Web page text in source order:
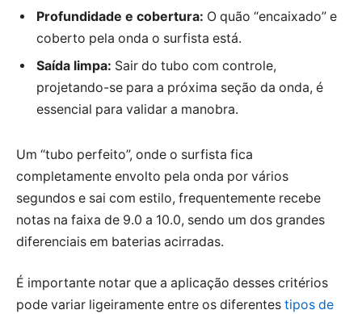
Profundidade e cobertura: O quão “encaixado” e
coberto pela onda o surfista está.
Saída limpa: Sair do tubo com controle,
projetando-se para a próxima seção da onda, é
essencial para validar a manobra.
Um “tubo perfeito”, onde o surfista fica
completamente envolto pela onda por vários
segundos e sai com estilo, frequentemente recebe
notas na faixa de 9.0 a 10.0, sendo um dos grandes
diferenciais em baterias acirradas.
É importante notar que a aplicação desses critérios
pode variar ligeiramente entre os diferentes tipos de